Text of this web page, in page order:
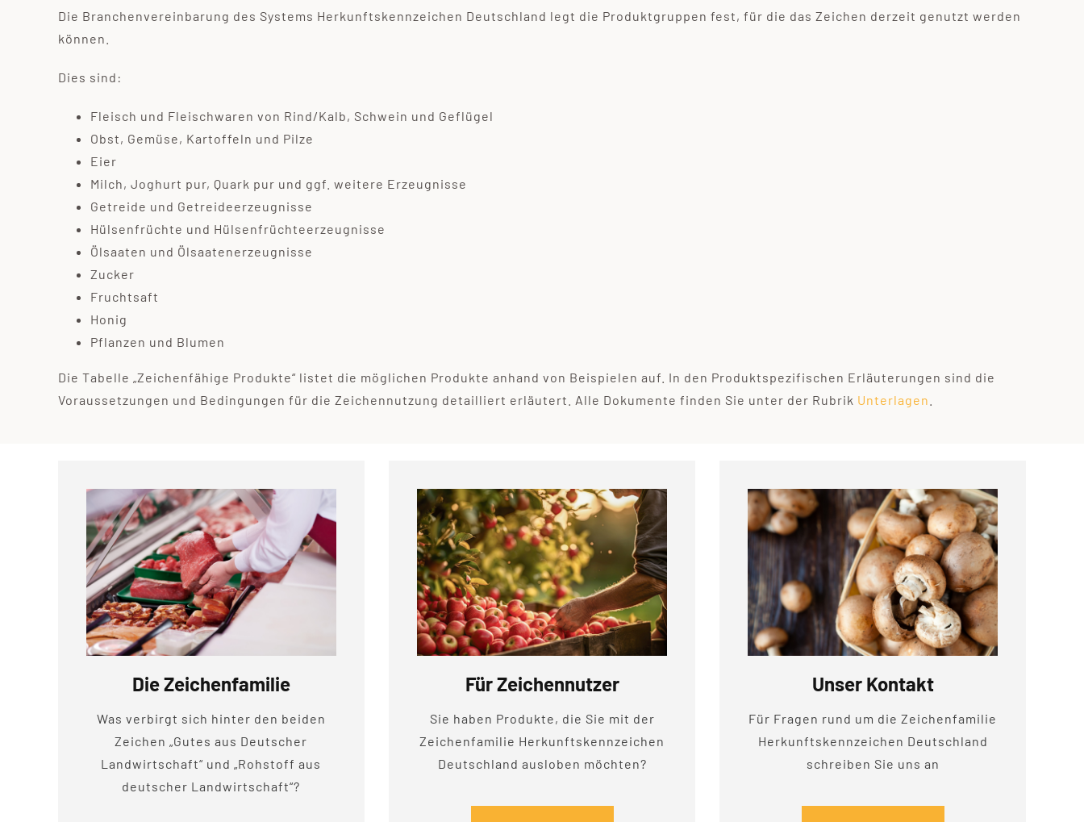
Die Branchenvereinbarung des Systems Herkunftskennzeichen Deutschland legt die Produktgruppen fest, für die das Zeichen derzeit genutzt werden
können.
Dies sind:
Fleisch und Fleischwaren von Rind/Kalb, Schwein und Geflügel
Obst, Gemüse, Kartoffeln und Pilze
Eier
Milch, Joghurt pur, Quark pur und ggf. weitere Erzeugnisse
Getreide und Getreideerzeugnisse
Hülsenfrüchte und Hülsenfrüchteerzeugnisse
Ölsaaten und Ölsaatenerzeugnisse
Zucker
Fruchtsaft
Honig
Pflanzen und Blumen
Die Tabelle „Zeichenfähige Produkte“ listet die möglichen Produkte anhand von Beispielen auf. In den Produktspezifischen Erläuterungen sind die
Voraussetzungen und Bedingungen für die Zeichennutzung detailliert erläutert. Alle Dokumente finden Sie unter der Rubrik Unterlagen
Die Zeichenfamilie
Was verbirgt sich hinter den beiden
Zeichen „Gutes aus Deutscher
Landwirtschaft“ und „Rohstoff aus
deutscher Landwirtschaft“?
Für Zeichennutzer
Sie haben Produkte, die Sie mit der
Zeichenfamilie Herkunftskennzeichen
Deutschland ausloben möchten?
Unser Kontakt
Für Fragen rund um die Zeichenfamilie
Herkunftskennzeichen Deutschland
schreiben Sie uns an